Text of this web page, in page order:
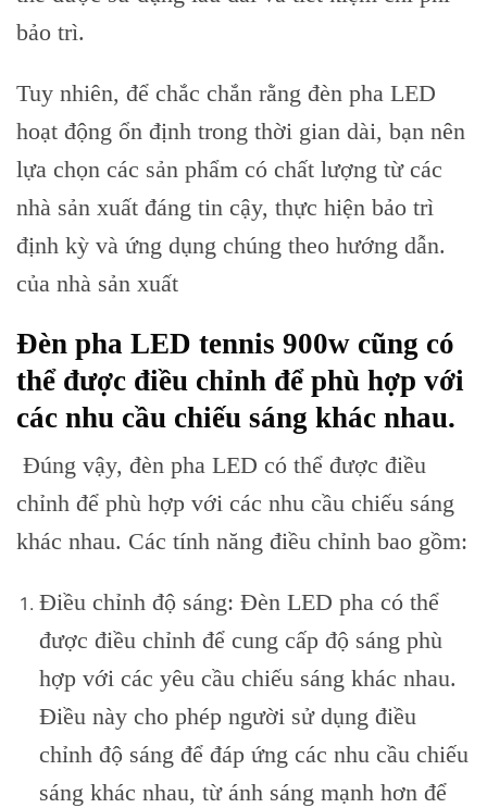
bảo trì.
Tuy nhiên, để chắc chắn rằng đèn pha LED
hoạt động ổn định trong thời gian dài, bạn nên
lựa chọn các sản phẩm có chất lượng từ các
nhà sản xuất đáng tin cậy, thực hiện bảo trì
định kỳ và ứng dụng chúng theo hướng dẫn.
của nhà sản xuất
Đèn pha LED tennis 900w cũng có
thể được điều chỉnh để phù hợp với
các nhu cầu chiếu sáng khác nhau.
Đúng vậy, đèn pha LED có thể được điều
chỉnh để phù hợp với các nhu cầu chiếu sáng
khác nhau. Các tính năng điều chỉnh bao gồm:
Điều chỉnh độ sáng: Đèn LED pha có thể
được điều chỉnh để cung cấp độ sáng phù
hợp với các yêu cầu chiếu sáng khác nhau.
Điều này cho phép người sử dụng điều
chỉnh độ sáng để đáp ứng các nhu cầu chiếu
sáng khác nhau, từ ánh sáng mạnh hơn để